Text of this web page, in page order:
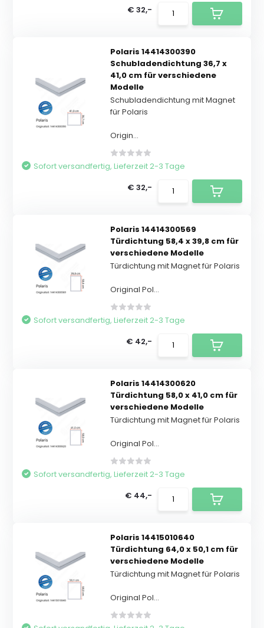
€ 32,-
Polaris 14414300390
Schubladendichtung 36,7 x
41,0 cm für verschiedene
Modelle
Schubladendichtung mit Magnet
für Polaris
Origin...
Sofort versandfertig, Lieferzeit 2-3 Tage
€ 32,-
Polaris 14414300569
Türdichtung 58,4 x 39,8 cm für
verschiedene Modelle
Türdichtung mit Magnet für Polaris
Original Pol...
Sofort versandfertig, Lieferzeit 2-3 Tage
€ 42,-
Polaris 14414300620
Türdichtung 58,0 x 41,0 cm für
verschiedene Modelle
Türdichtung mit Magnet für Polaris
Original Pol...
Sofort versandfertig, Lieferzeit 2-3 Tage
€ 44,-
Polaris 14415010640
Türdichtung 64,0 x 50,1 cm für
verschiedene Modelle
Türdichtung mit Magnet für Polaris
Original Pol...